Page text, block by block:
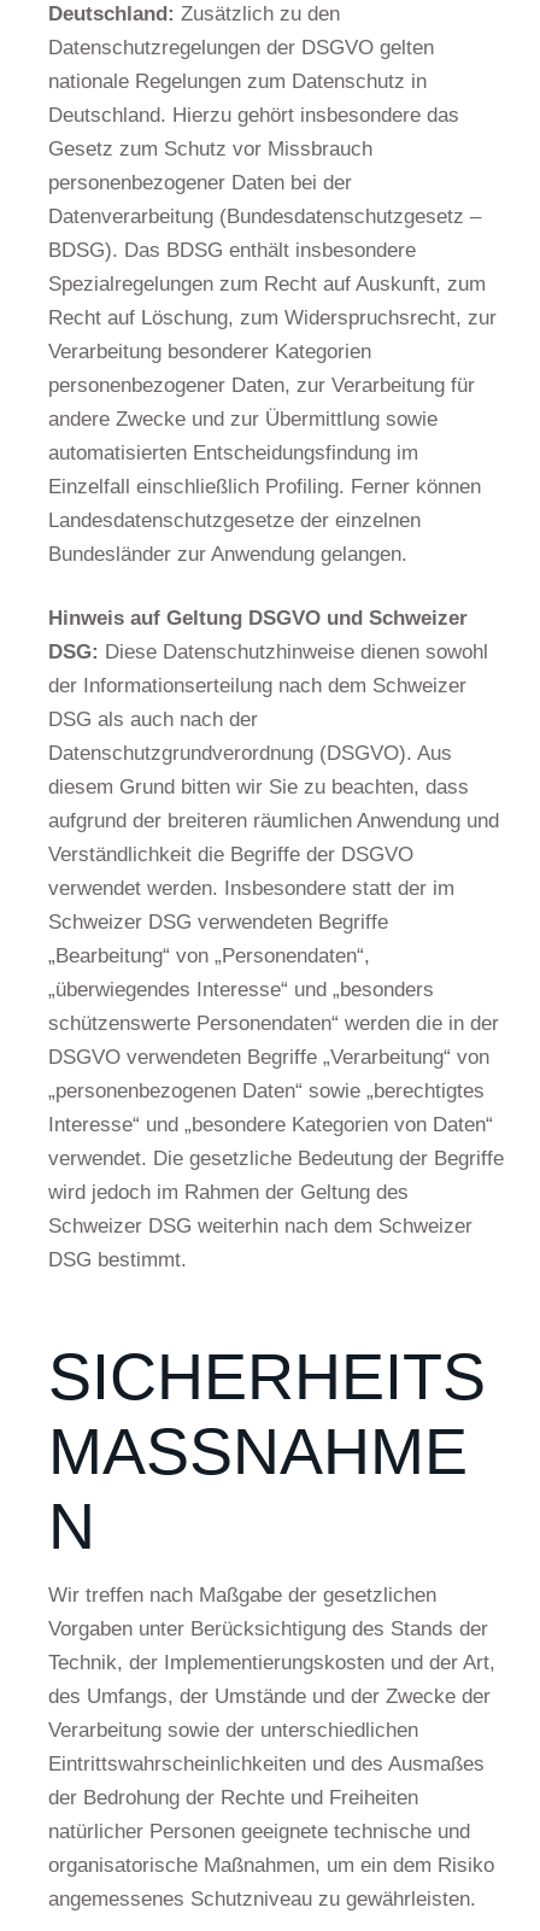
Deutschland: Zusätzlich zu den
Datenschutzregelungen der DSGVO gelten
nationale Regelungen zum Datenschutz in
Deutschland. Hierzu gehört insbesondere das
Gesetz zum Schutz vor Missbrauch
personenbezogener Daten bei der
Datenverarbeitung (Bundesdatenschutzgesetz –
BDSG). Das BDSG enthält insbesondere
Spezialregelungen zum Recht auf Auskunft, zum
Recht auf Löschung, zum Widerspruchsrecht, zur
Verarbeitung besonderer Kategorien
personenbezogener Daten, zur Verarbeitung für
andere Zwecke und zur Übermittlung sowie
automatisierten Entscheidungsfindung im
Einzelfall einschließlich Profiling. Ferner können
Landesdatenschutzgesetze der einzelnen
Bundesländer zur Anwendung gelangen.
Hinweis auf Geltung DSGVO und Schweizer
DSG: Diese Datenschutzhinweise dienen sowohl
der Informationserteilung nach dem Schweizer
DSG als auch nach der
Datenschutzgrundverordnung (DSGVO). Aus
diesem Grund bitten wir Sie zu beachten, dass
aufgrund der breiteren räumlichen Anwendung und
Verständlichkeit die Begriffe der DSGVO
verwendet werden. Insbesondere statt der im
Schweizer DSG verwendeten Begriffe
„Bearbeitung“ von „Personendaten“,
„überwiegendes Interesse“ und „besonders
schützenswerte Personendaten“ werden die in der
DSGVO verwendeten Begriffe „Verarbeitung“ von
„personenbezogenen Daten“ sowie „berechtigtes
Interesse“ und „besondere Kategorien von Daten“
verwendet. Die gesetzliche Bedeutung der Begriffe
wird jedoch im Rahmen der Geltung des
Schweizer DSG weiterhin nach dem Schweizer
DSG bestimmt.
SICHERHEITS
MASSNAHMEN
Wir treffen nach Maßgabe der gesetzlichen
Vorgaben unter Berücksichtigung des Stands der
Technik, der Implementierungskosten und der Art,
des Umfangs, der Umstände und der Zwecke der
Verarbeitung sowie der unterschiedlichen
Eintrittswahrscheinlichkeiten und des Ausmaßes
der Bedrohung der Rechte und Freiheiten
natürlicher Personen geeignete technische und
organisatorische Maßnahmen, um ein dem Risiko
angemessenes Schutzniveau zu gewährleisten.